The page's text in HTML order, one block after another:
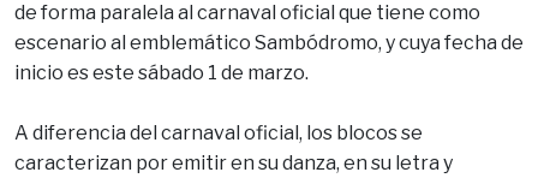
de forma paralela al carnaval oficial que tiene como
escenario al emblemático Sambódromo, y cuya fecha de
inicio es este sábado 1 de marzo.
A diferencia del carnaval oficial, los blocos se
caracterizan por emitir en su danza, en su letra y